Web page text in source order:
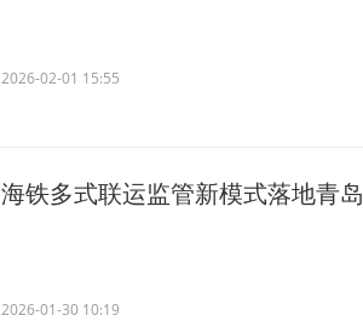
2026-02-01 15:55
海铁多式联运监管新模式落地青岛
2026-01-30 10:19